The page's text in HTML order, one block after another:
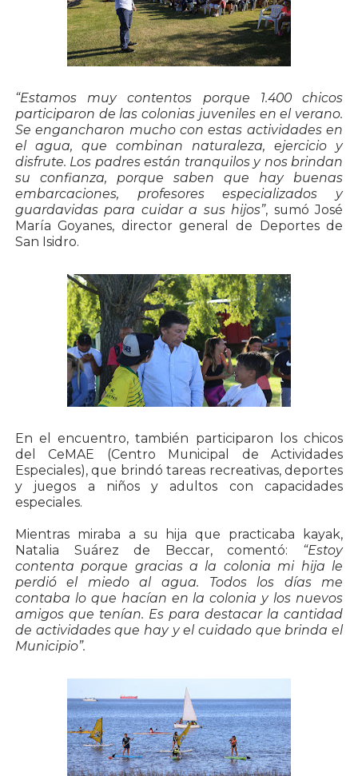
“Estamos muy contentos porque 1.400 chicos
participaron de las colonias juveniles en el verano.
Se engancharon mucho con estas actividades en
el agua, que combinan naturaleza, ejercicio y
disfrute. Los padres están tranquilos y nos brindan
su confianza, porque saben que hay buenas
embarcaciones, profesores especializados y
guardavidas para cuidar a sus hijos”, sumó José
María Goyanes, director general de Deportes de
San Isidro.
En el encuentro, también participaron los chicos
del CeMAE (Centro Municipal de Actividades
Especiales), que brindó tareas recreativas, deportes
y juegos a niños y adultos con capacidades
especiales.
Mientras miraba a su hija que practicaba kayak,
Natalia Suárez de Beccar, comentó: “Estoy
contenta porque gracias a la colonia mi hija le
perdió el miedo al agua. Todos los días me
contaba lo que hacían en la colonia y los nuevos
amigos que tenían. Es para destacar la cantidad
de actividades que hay y el cuidado que brinda el
Municipio”.